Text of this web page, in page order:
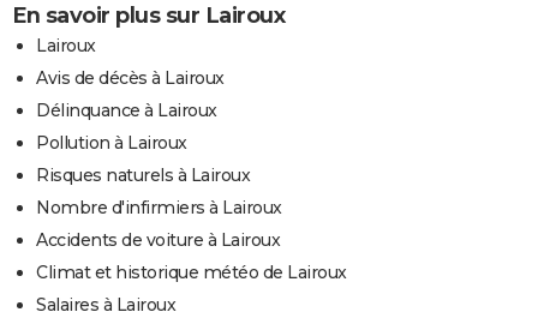
En savoir plus sur Lairoux
Lairoux
Avis de décès à Lairoux
Délinquance à Lairoux
Pollution à Lairoux
Risques naturels à Lairoux
Nombre d'infirmiers à Lairoux
Accidents de voiture à Lairoux
Climat et historique météo de Lairoux
Salaires à Lairoux